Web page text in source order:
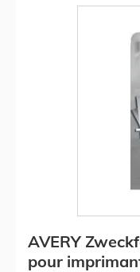
AVERY
pour